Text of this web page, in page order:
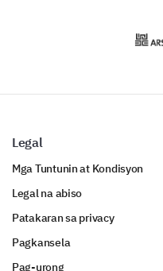
Legal
Mga Tuntunin at Kondisyon
Legal na abiso
Patakaran sa privacy
Pagkansela
Pag-urong